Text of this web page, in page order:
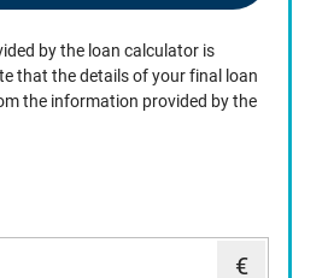
by the loan calculator is
that the details of your final loan
the information provided by the